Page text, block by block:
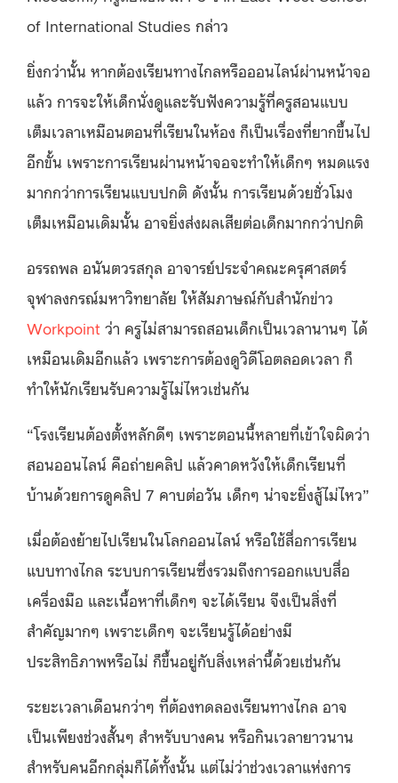
of International Studies กล่าว
ยิ่งกว่านั้น หากต้องเรียนทางไกลหรือออนไลน์ผ่านหน้าจอ
แล้ว การจะให้เด็กนั่งดูและรับฟังความรู้ที่ครูสอนแบบ
เต็มเวลาเหมือนตอนที่เรียนในห้อง ก็เป็นเรื่องที่ยากขึ้นไป
อีกขั้น เพราะการเรียนผ่านหน้าจอจะทำให้เด็กๆ หมดแรง
มากกว่าการเรียนแบบปกติ ดังนั้น การเรียนด้วยชั่วโมง
เต็มเหมือนเดิมนั้น อาจยิ่งส่งผลเสียต่อเด็กมากกว่าปกติ
อรรถพล อนันตวรสกุล อาจารย์ประจำคณะครุศาสตร์
จุฬาลงกรณ์มหาวิทยาลัย ให้สัมภาษณ์กับสำนักข่าว
Workpoint ว่า ครูไม่สามารถสอนเด็กเป็นเวลานานๆ ได้
เหมือนเดิมอีกแล้ว เพราะการต้องดูวิดีโอตลอดเวลา ก็
ทำให้นักเรียนรับความรู้ไม่ไหวเช่นกัน
“โรงเรียนต้องตั้งหลักดีๆ เพราะตอนนี้หลายที่เข้าใจผิดว่า
สอนออนไลน์ คือถ่ายคลิป แล้วคาดหวังให้เด็กเรียนที่
บ้านด้วยการดูคลิป 7 คาบต่อวัน เด็กๆ น่าจะยิ่งสู้ไม่ไหว”
เมื่อต้องย้ายไปเรียนในโลกออนไลน์ หรือใช้สื่อการเรียน
แบบทางไกล ระบบการเรียนซึ่งรวมถึงการออกแบบสื่อ
เครื่องมือ และเนื้อหาที่เด็กๆ จะได้เรียน จึงเป็นสิ่งที่
สำคัญมากๆ เพราะเด็กๆ จะเรียนรู้ได้อย่างมี
ประสิทธิภาพหรือไม่ ก็ขึ้นอยู่กับสิ่งเหล่านี้ด้วยเช่นกัน
ระยะเวลาเดือนกว่าๆ ที่ต้องทดลองเรียนทางไกล อาจ
เป็นเพียงช่วงสั้นๆ สำหรับบางคน หรือกินเวลายาวนาน
สำหรับคนอีกกลุ่มก็ได้ทั้งนั้น แต่ไม่ว่าช่วงเวลาแห่งการ